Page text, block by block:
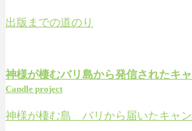
出版までの道のり
神様が棲むバリ島から発信されたキ
Candle project
神様が棲む島 バリから届いたキャ